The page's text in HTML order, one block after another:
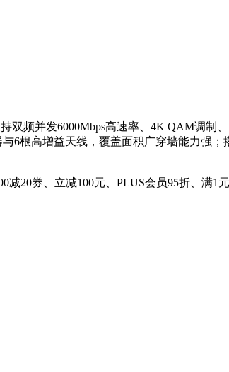
双频并发6000Mbps高速率、4K QAM调
6根高增益天线，覆盖面积广穿墙能力强
减20券、立减100元、PLUS会员95折、满